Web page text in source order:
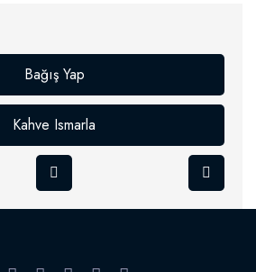
Bağış Yap
Kahve Ismarla